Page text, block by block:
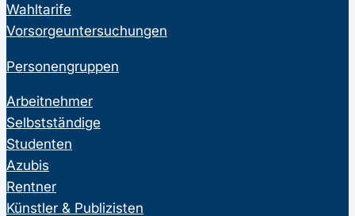
Wahltarife
Vorsorgeuntersuchungen
Personengruppen
Arbeitnehmer
Selbstständige
Studenten
Azubis
Rentner
Künstler & Publizisten